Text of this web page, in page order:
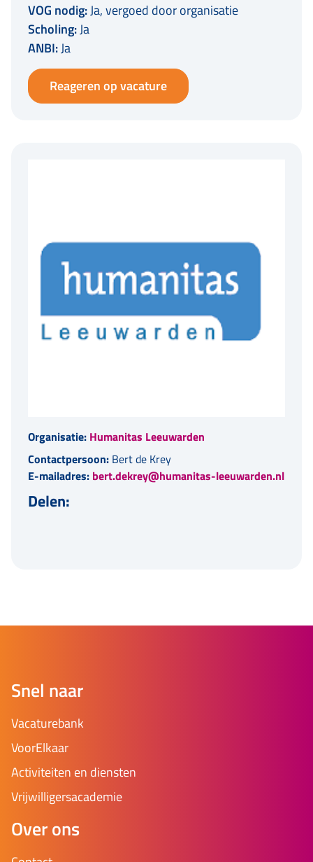
VOG nodig:Ja, vergoed door organisatie
Scholing:Ja
ANBI:Ja
Reageren op vacature
Organisatie: Humanitas Leeuwarden
Contactpersoon: Bert de Krey
E-mailadres: bert.dekrey@humanitas-leeuwarden.nl
Delen:
Snel naar
Vacaturebank
VoorElkaar
Activiteiten en diensten
Vrijwilligersacademie
Over ons